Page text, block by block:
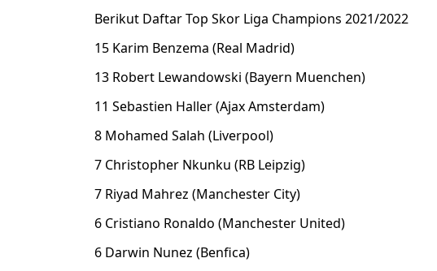
Berikut Daftar Top Skor Liga Champions 2021/2022
15 Karim Benzema (Real Madrid)
13 Robert Lewandowski (Bayern Muenchen)
11 Sebastien Haller (Ajax Amsterdam)
8 Mohamed Salah (Liverpool)
7 Christopher Nkunku (RB Leipzig)
7 Riyad Mahrez (Manchester City)
6 Cristiano Ronaldo (Manchester United)
6 Darwin Nunez (Benfica)